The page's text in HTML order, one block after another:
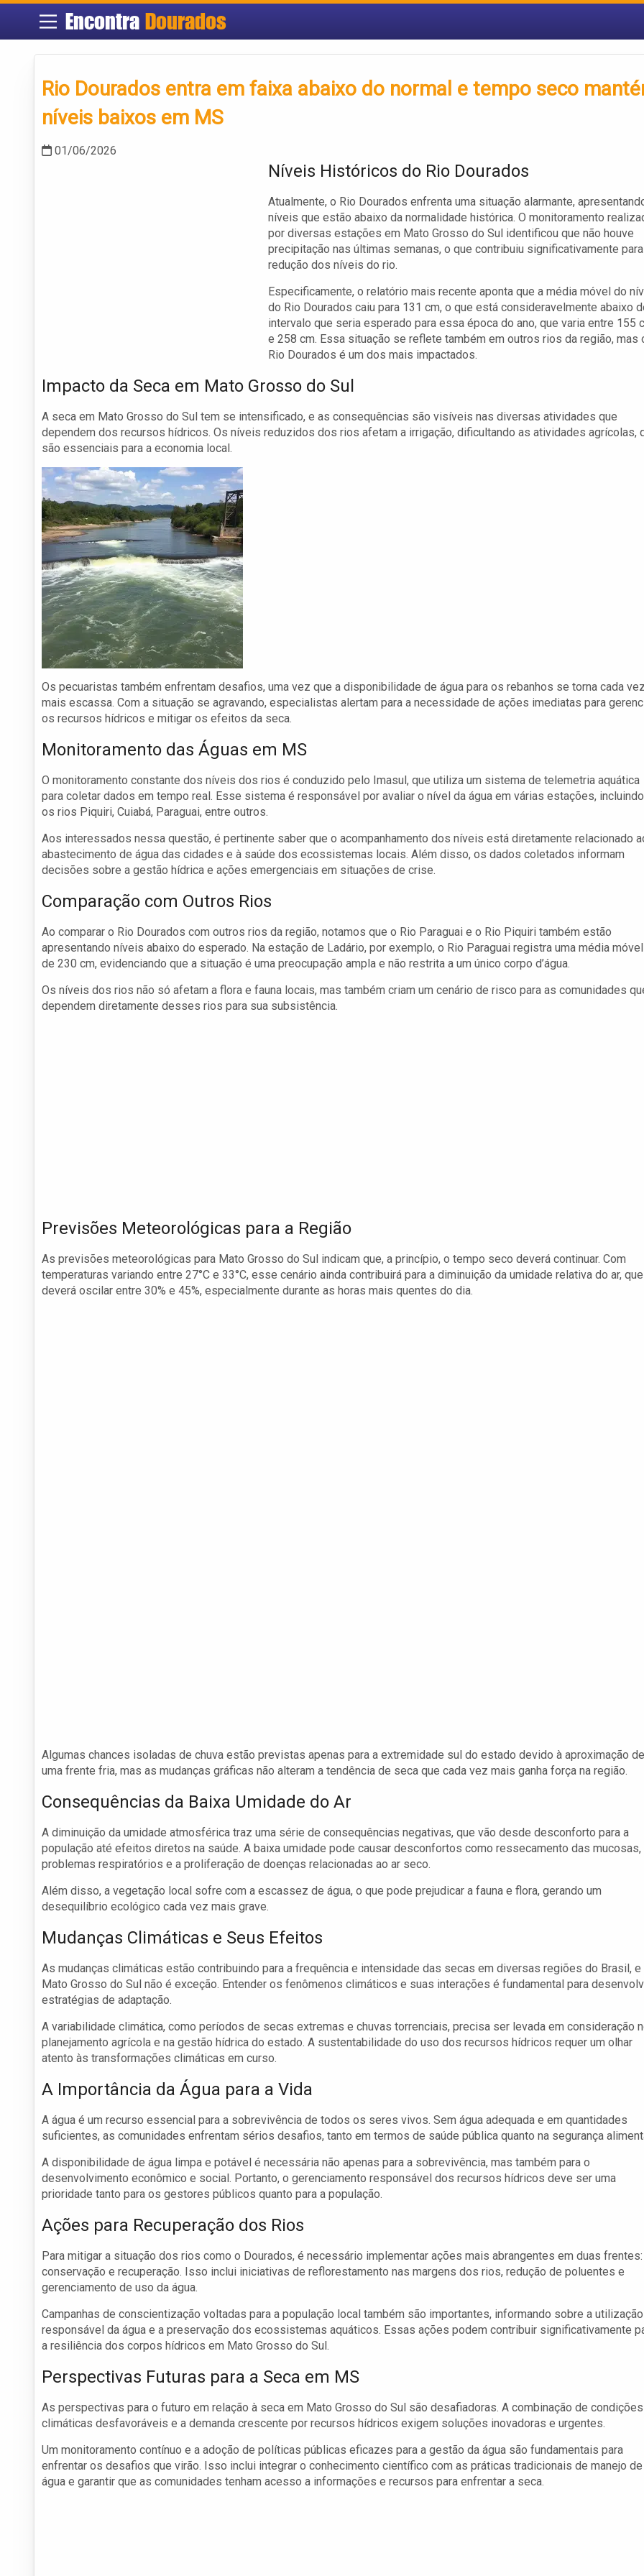
Encontra Dourados
Rio Dourados entra em faixa abaixo do normal e tempo seco
níveis baixos em MS
01/06/2026
Níveis Históricos do Rio Dourados
Atualmente, o Rio Dourados enfrenta uma situação alarmante,
níveis que estão abaixo da normalidade histórica. O monitoramento
por diversas estações em Mato Grosso do Sul identificou que não houve
precipitação nas últimas semanas, o que contribuiu significativamente
redução dos níveis do rio.
Especificamente, o relatório mais recente aponta que a média móvel do
do Rio Dourados caiu para 131 cm, o que está consideravelmente abaixo
intervalo que seria esperado para essa época do ano, que varia entre 155
e 258 cm. Essa situação se reflete também em outros rios da região, mas
Rio Dourados é um dos mais impactados.
Impacto da Seca em Mato Grosso do Sul
A seca em Mato Grosso do Sul tem se intensificado, e as consequências são visíveis nas diversas atividades que
dependem dos recursos hídricos. Os níveis reduzidos dos rios afetam a irrigação, dificultando as atividades agrícolas,
são essenciais para a economia local.
Os pecuaristas também enfrentam desafios, uma vez que a disponibilidade de água para os rebanhos se torna cada
mais escassa. Com a situação se agravando, especialistas alertam para a necessidade de ações imediatas para
os recursos hídricos e mitigar os efeitos da seca.
Monitoramento das Águas em MS
O monitoramento constante dos níveis dos rios é conduzido pelo Imasul, que utiliza um sistema de telemetria aquática
para coletar dados em tempo real. Esse sistema é responsável por avaliar o nível da água em várias estações, incluindo
os rios Piquiri, Cuiabá, Paraguai, entre outros.
Aos interessados nessa questão, é pertinente saber que o acompanhamento dos níveis está diretamente relacionado
abastecimento de água das cidades e à saúde dos ecossistemas locais. Além disso, os dados coletados informam
decisões sobre a gestão hídrica e ações emergenciais em situações de crise.
Comparação com Outros Rios
Ao comparar o Rio Dourados com outros rios da região, notamos que o Rio Paraguai e o Rio Piquiri também estão
apresentando níveis abaixo do esperado. Na estação de Ladário, por exemplo, o Rio Paraguai registra uma média móvel
de 230 cm, evidenciando que a situação é uma preocupação ampla e não restrita a um único corpo d’água.
Os níveis dos rios não só afetam a flora e fauna locais, mas também criam um cenário de risco para as comunidades
dependem diretamente desses rios para sua subsistência.
Previsões Meteorológicas para a Região
As previsões meteorológicas para Mato Grosso do Sul indicam que, a princípio, o tempo seco deverá continuar. Com
temperaturas variando entre 27°C e 33°C, esse cenário ainda contribuirá para a diminuição da umidade relativa do ar, que
deverá oscilar entre 30% e 45%, especialmente durante as horas mais quentes do dia.
Algumas chances isoladas de chuva estão previstas apenas para a extremidade sul do estado devido à aproximação de
uma frente fria, mas as mudanças gráficas não alteram a tendência de seca que cada vez mais ganha força na região.
Consequências da Baixa Umidade do Ar
A diminuição da umidade atmosférica traz uma série de consequências negativas, que vão desde desconforto para a
população até efeitos diretos na saúde. A baixa umidade pode causar desconfortos como ressecamento das mucosas,
problemas respiratórios e a proliferação de doenças relacionadas ao ar seco.
Além disso, a vegetação local sofre com a escassez de água, o que pode prejudicar a fauna e flora, gerando um
desequilíbrio ecológico cada vez mais grave.
Mudanças Climáticas e Seus Efeitos
As mudanças climáticas estão contribuindo para a frequência e intensidade das secas em diversas regiões do Brasil, e
Mato Grosso do Sul não é exceção. Entender os fenômenos climáticos e suas interações é fundamental para
estratégias de adaptação.
A variabilidade climática, como períodos de secas extremas e chuvas torrenciais, precisa ser levada em consideração
planejamento agrícola e na gestão hídrica do estado. A sustentabilidade do uso dos recursos hídricos requer um olhar
atento às transformações climáticas em curso.
A Importância da Água para a Vida
A água é um recurso essencial para a sobrevivência de todos os seres vivos. Sem água adequada e em quantidades
suficientes, as comunidades enfrentam sérios desafios, tanto em termos de saúde pública quanto na segurança
A disponibilidade de água limpa e potável é necessária não apenas para a sobrevivência, mas também para o
desenvolvimento econômico e social. Portanto, o gerenciamento responsável dos recursos hídricos deve ser uma
prioridade tanto para os gestores públicos quanto para a população.
Ações para Recuperação dos Rios
Para mitigar a situação dos rios como o Dourados, é necessário implementar ações mais abrangentes em duas frentes:
conservação e recuperação. Isso inclui iniciativas de reflorestamento nas margens dos rios, redução de poluentes e
gerenciamento de uso da água.
Campanhas de conscientização voltadas para a população local também são importantes, informando sobre a utilização
responsável da água e a preservação dos ecossistemas aquáticos. Essas ações podem contribuir significativamente
a resiliência dos corpos hídricos em Mato Grosso do Sul.
Perspectivas Futuras para a Seca em MS
As perspectivas para o futuro em relação à seca em Mato Grosso do Sul são desafiadoras. A combinação de condições
climáticas desfavoráveis e a demanda crescente por recursos hídricos exigem soluções inovadoras e urgentes.
Um monitoramento contínuo e a adoção de políticas públicas eficazes para a gestão da água são fundamentais para
enfrentar os desafios que virão. Isso inclui integrar o conhecimento científico com as práticas tradicionais de manejo de
água e garantir que as comunidades tenham acesso a informações e recursos para enfrentar a seca.